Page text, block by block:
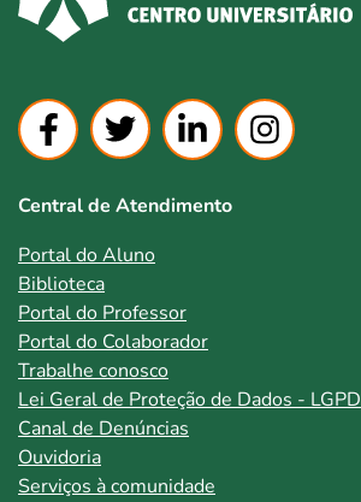
Central de Atendimento
Portal do Aluno
Biblioteca
Portal do Professor
Portal do Colaborador
Trabalhe conosco
Lei Geral de Proteção de Dados - LGPD
Canal de Denúncias
Ouvidoria
Serviços à comunidade